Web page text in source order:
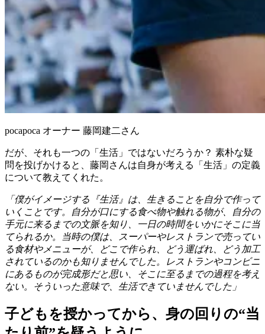
pocapoca オーナー 藤岡建二さん
だが、それも一つの「生活」ではないだろうか？ 素朴な疑
問を投げかけると、藤岡さんは自身が考える「生活」の定義
について教えてくれた。
「僕がイメージする『生活』は、生きることを自分で作って
いくことです。自分が口にする食べ物や触れる物が、自分の
手元に来るまでの文脈を知り、一日の時間をいかにそこに当
てられるか。当時の僕は、スーパーやレストランで売ってい
る食材やメニューが、どこで作られ、どう運ばれ、どう加工
されているのかも知りませんでした。レストランやコンビニ
にあるものが完成形だと思い、そこに至るまでの過程を考え
ない。そういった意味で、生活できていませんでした」
子どもを授かってから、身の回りの“当